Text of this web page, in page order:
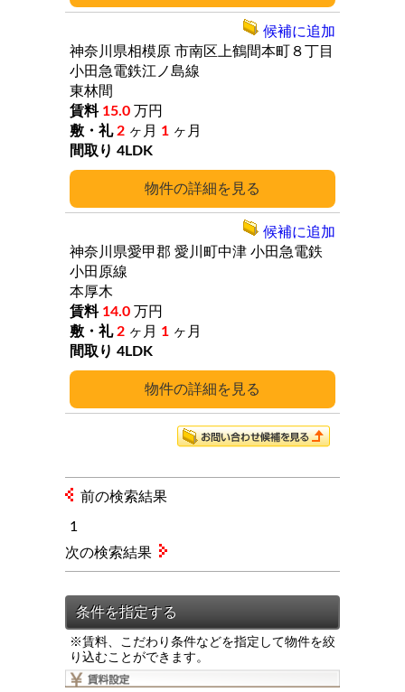
※賃料、こだわり条件などを指定して物件を絞
り込むことができます。
詳細
神奈川県相模原 市南区上鶴間本町８丁目
小田急電鉄江ノ島線
東林間
15.0 万円
2 ヶ月 1 ヶ月
4LDK
候補に追加
詳細
神奈川県愛甲郡 愛川町中津 小田急電鉄
小田原線
本厚木
14.0 万円
2 ヶ月 1 ヶ月
4LDK
候補に追加
前の検索結果
1